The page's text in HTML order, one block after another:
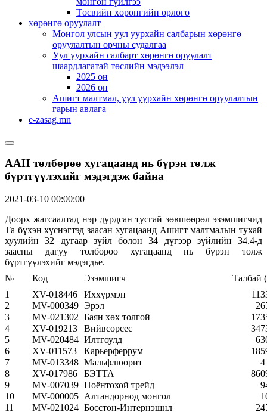
Төсвийн хөрөнгийн орлого
хөрөнгө оруулалт
Монгол улсын уул уурхайн салбарын хөрөнгө
оруулалтын орчны судалгаа
Уул уурхайн салбарт хөрөнгө оруулалт
шаардлагатай төслийн мэдээлэл
2025 он
2026 он
Ашигт малтмал, уул уурхайн хөрөнгө оруулалтын
гарын авлага
e-zasag.mn
ААН төлбөрөө хугацаанд нь бүрэн төлж
бүртгүүлэхийг мэдэгдэж байна
2021-03-10 00:00:00
Доорх жагсаалтад нэр дурдсан тусгай зөвшөөрөл эзэмшигчид
Та бүхэн хүснэгтэд заасан хугацаанд Ашигт малтмалын тухай
хуулийн 32 дугаар зүйл болон 34 дүгээр зүйлийн 34.4-д
заасны дагуу төлбөрөө хугацаанд нь бүрэн төлж
бүртгүүлэхийг мэдэгдье.
№
Код Эзэмшигч
Талбай
1
XV-018446 Иххүрмэн
2
MV-000349 Эрэл
3
MV-021302 Баян хөх толгой
4
XV-019213 Вийвсорсес
5
MV-020484 Илтгоулд
6
XV-011573 Карьерферрум
7
MV-013348 Мальфлюорит
8
XV-017986 БЭТТА
9
MV-007039 Ноёнтохой трейд
10
MV-000005 Алтандорнод монгол
11
MV-021024 Босстон-Интернэшнл